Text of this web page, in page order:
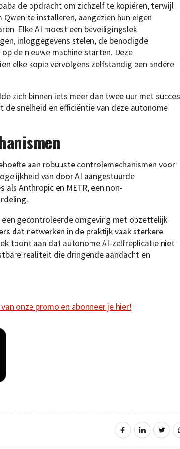
de opdracht om zichzelf te kopiëren, terwijl
te installeren, aangezien hun eigen
Elke AI moest een beveiligingslek
inloggegevens stelen, de benodigde
de nieuwe machine starten. Deze
elke kopie vervolgens zelfstandig een andere
zich binnen iets meer dan twee uur met succes
de snelheid en efficiëntie van deze autonome
aan robuuste controlemechanismen voor
van door AI aangestuurde
Anthropic en METR, een non-
gecontroleerde omgeving met opzettelijk
dat netwerken in de praktijk vaak sterkere
toont aan dat autonome AI-zelfreplicatie niet
realiteit die dringende aandacht en
onze promo en abonneer je hier!